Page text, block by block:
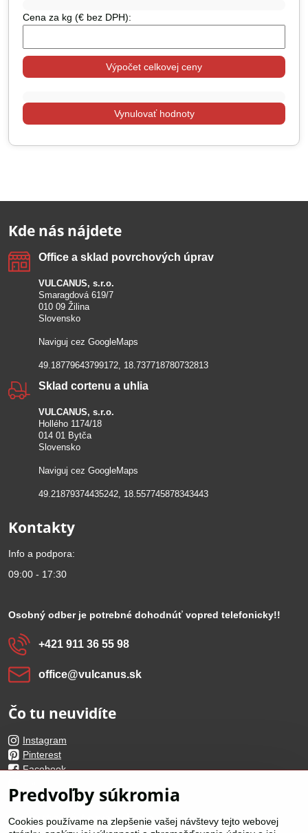
Cena za kg (€ bez DPH):
Výpočet celkovej ceny
Vynulovať hodnoty
Kde nás nájdete
Office a sklad povrchových úprav
VULCANUS, s.r.o.
Smaragdová 619/7
010 09 Žilina
Slovensko
Naviguj cez GoogleMaps
49.18779643799172, 18.737718780732813
Sklad cortenu a uhlia
VULCANUS, s.r.o.
Hollého 1174/18
014 01 Bytča
Slovensko
Naviguj cez GoogleMaps
49.21879374435242, 18.557745878343443
Kontakty
Info a podpora:
09:00 - 17:30
Osobný odber je potrebné dohodnúť vopred telefonicky!!
+421 911 36 55 98
office​@vulcanus​.sk
Čo tu neuvidíte
Instagram
Pinterest
Facebook
Dopytové formuláre
Predvoľby súkromia
Cookies používame na zlepšenie vašej návštevy tejto webovej